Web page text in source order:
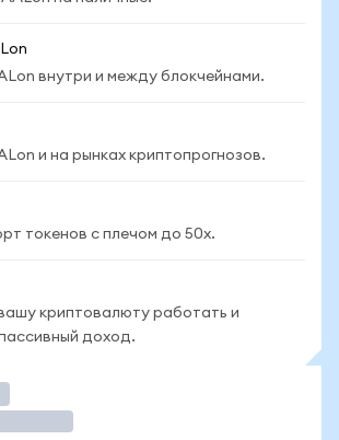
внутри и между блокчейнами.
и на рынках криптопрогнозов.
токенов с плечом до 50x.
криптовалюту работать и
доход.